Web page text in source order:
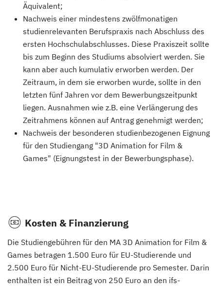
Äquivalent;
Nachweis einer mindestens zwölfmonatigen
studienrelevanten Berufspraxis nach Abschluss des
ersten Hochschulabschlusses. Diese Praxiszeit sollte
bis zum Beginn des Studiums absolviert werden. Sie
kann aber auch kumulativ erworben werden. Der
Zeitraum, in dem sie erworben wurde, sollte in den
letzten fünf Jahren vor dem Bewerbungszeitpunkt
liegen. Ausnahmen wie z.B. eine Verlängerung des
Zeitrahmens können auf Antrag genehmigt werden;
Nachweis der besonderen studienbezogenen Eignung
für den Studiengang "3D Animation for Film &
Games" (Eignungstest in der Bewerbungsphase).
Kosten & Finanzierung
Die Studiengebühren für den MA 3D Animation for Film &
Games betragen 1.500 Euro für EU-Studierende und
2.500 Euro für Nicht-EU-Studierende pro Semester. Darin
enthalten ist ein Beitrag von 250 Euro an den ifs-